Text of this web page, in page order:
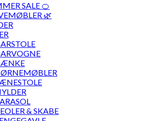
SALE 🍊
🌿
& SKABE